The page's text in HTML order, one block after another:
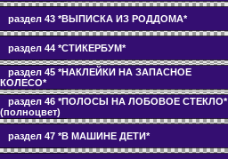
раздел 43 *ВЫПИСКА ИЗ РОДДОМА*
раздел 44 *СТИКЕРБУМ*
раздел 45 *НАКЛЕЙКИ НА ЗАПАСНОЕ
КОЛЕСО*
раздел 46 *ПОЛОСЫ НА ЛОБОВОЕ СТЕКЛО*
(полноцвет)
раздел 47 *В МАШИНЕ ДЕТИ*